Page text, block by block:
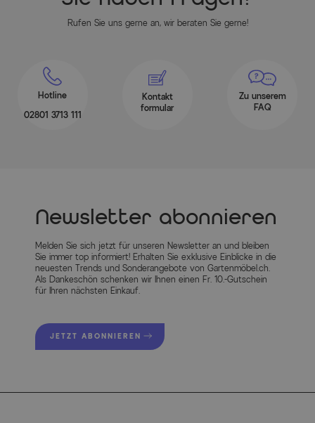
Rufen Sie uns gerne an, wir beraten Sie gerne!
Hotline
02801 3713 111
Kontakt
formular
Zu unserem
FAQ
Newsletter abonnieren
Melden Sie sich jetzt für unseren Newsletter an und bleiben
Sie immer top informiert! Erhalten Sie exklusive Einblicke in die
neuesten Trends und Sonderangebote von Gartenmöbel.ch.
Als Dankeschön schenken wir Ihnen einen Fr. 10.-Gutschein
für Ihren nächsten Einkauf.
JETZT ABONNIEREN